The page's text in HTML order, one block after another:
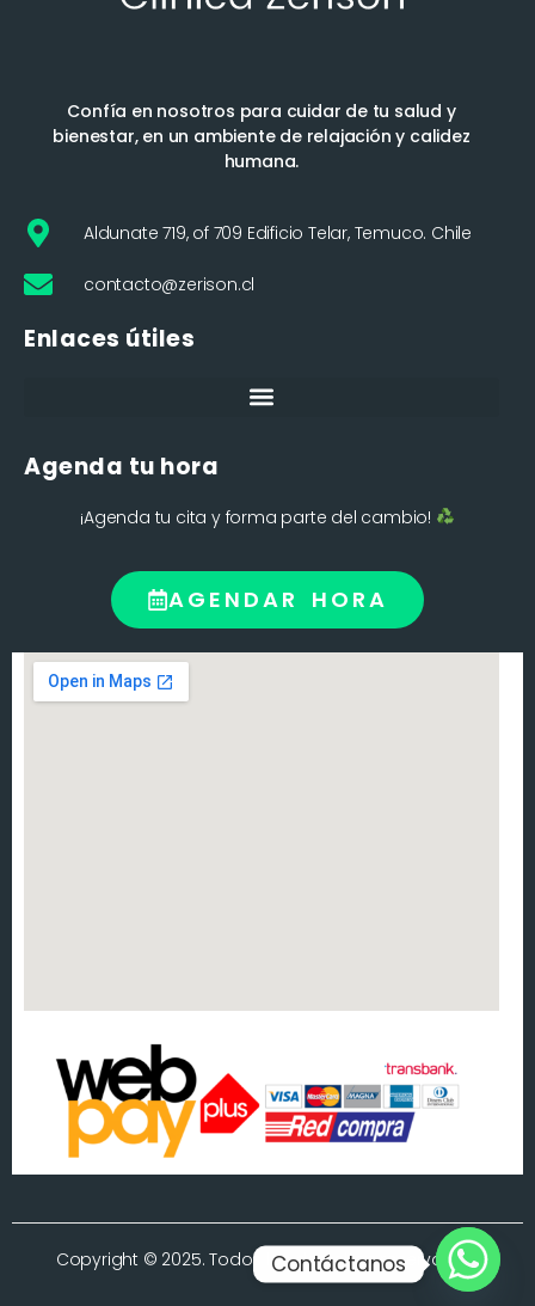
Confía en nosotros para cuidar de tu salud y
bienestar, en un ambiente de relajación y calidez
humana.
Aldunate 719, of 709 Edificio Telar, Temuco. Chile
contacto@zerison.cl
Enlaces útiles
Agenda tu hora
¡Agenda tu cita y forma parte del cambio!
AGENDAR HORA
Copyright © 2025. Todos los derechos reservados.
Contáctanos